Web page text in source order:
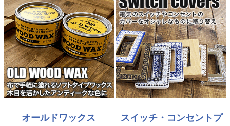
オールドワックス
スイッチ・コンセントプ